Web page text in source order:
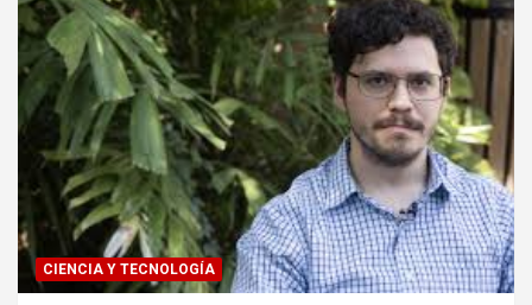
CIENCIA Y TECNOLOGÍA